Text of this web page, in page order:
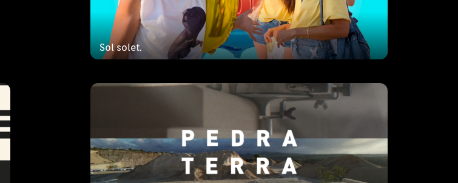
Sol solet.
Pedra, Terra i Fusta és un recorregut pels materials que
han donat forma a l’arquitectura de les Illes Balears al
llarg dels segles. Un viatge per conèixer com la pedra,
Els Entusiastes en concert